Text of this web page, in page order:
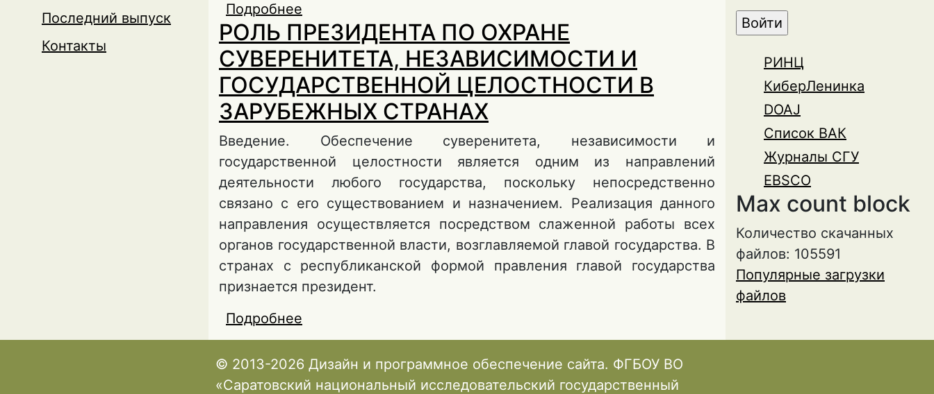
Последний выпуск
Контакты
Подробнее
ПРОБЛЕМЫ ВЗАИМОДЕЙСТВИЯ И ВЗАИМОВЛИЯНИЯ
РОЛЬ ПРЕЗИДЕНТА ПО ОХРАНЕ
СУВЕРЕНИТЕТА, НЕЗАВИСИМОСТИ И
ГОСУДАРСТВЕННОЙ ЦЕЛОСТНОСТИ В
ЗАРУБЕЖНЫХ СТРАНАХ
Введение. Обеспечение суверенитета, независимости и
государственной целостности является одним из направлений
деятельности любого государства, поскольку непосредственно
связано с его существованием и назначением. Реализация данного
направления осуществляется посредством слаженной работы всех
органов государственной власти, возглавляемой главой государства. В
странах с республиканской формой правления главой государства
признается президент.
Подробнее
НЕЗАВИСИМОСТИ И ГОСУДАРСТВЕННОЙ ЦЕЛОСТНОСТИ В
ЗАРУБЕЖНЫХ СТРАНАХ
РИНЦ
КиберЛенинка
DOAJ
Список ВАК
Журналы СГУ
EBSCO
Max count block
Количество скачанных
файлов: 105591
Популярные загрузки
файлов
© 2013-2026 Дизайн и программное обеспечение сайта. ФГБОУ ВО
«Саратовский национальный исследовательский государственный